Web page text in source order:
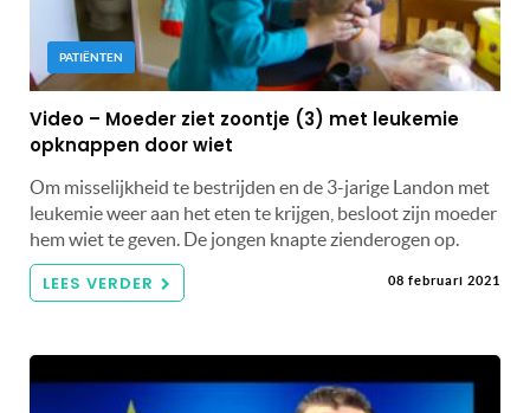
PATIËNTEN
Video – Moeder ziet zoontje (3) met leukemie
opknappen door wiet
Om misselijkheid te bestrijden en de 3-jarige Landon met
leukemie weer aan het eten te krijgen, besloot zijn moeder
hem wiet te geven. De jongen knapte zienderogen op.
LEES VERDER 08 februari 2021